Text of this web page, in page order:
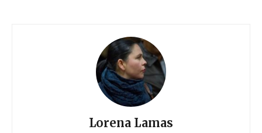
Lorena Lamas